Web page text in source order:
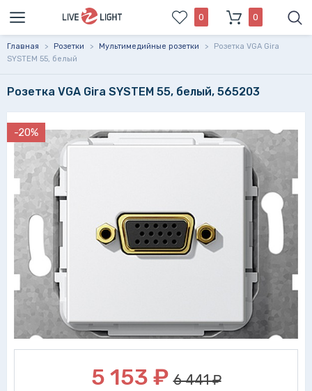
0 0
Главная > Розетки > Мультимедийные розетки >
Розетка VGA Gira
SYSTEM 55, белый
Розетка VGA Gira SYSTEM 55, белый, 565203
-20%
5 153 ₽ 6 441 ₽